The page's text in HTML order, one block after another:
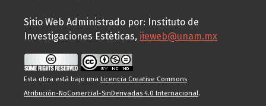
Sitio Web Administrado por: Instituto de
Investigaciones Estéticas, iieweb@unam.mx
Esta obra está bajo una Licencia Creative Commons
Atribución-NoComercial-SinDerivadas 4.0 Internacional.